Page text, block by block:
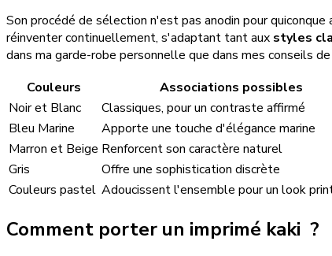
Son procédé de sélection n'est pas anodin pour
réinventer continuellement, s'adaptant tant aux styles
dans ma garde-robe personnelle que dans mes conseils
Couleurs
Associations possibles
Noir et Blanc
Classiques, pour un contraste affirmé
Bleu Marine
Apporte une touche d'élégance marine
Marron et Beige Renforcent son caractère naturel
Gris
Offre une sophistication discrète
Couleurs pastel Adoucissent l'ensemble pour un look
Comment porter un imprimé kaki ?